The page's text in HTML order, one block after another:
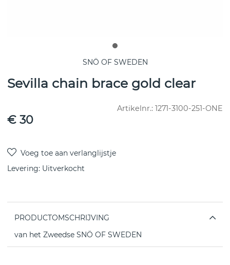
SNÖ OF SWEDEN
Sevilla chain brace gold clear
Artikelnr.: 1271-3100-251-ONE
€ 30
Levering: Uitverkocht
PRODUCTOMSCHRIJVING
van het Zweedse SNÖ OF SWEDEN